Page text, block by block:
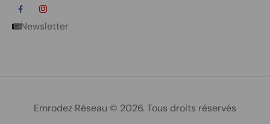
Newsletter
Emrodez Réseau © 2026. Tous droits réservés